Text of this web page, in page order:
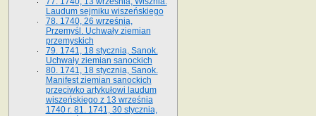
Laudum sejmiku wiszeńskiego
78. 1740, 26 września,
Przemyśl. Uchwały ziemian
przemyskich
79. 1741, 18 stycznia, Sanok.
Uchwały ziemian sanockich
80. 1741, 18 stycznia, Sanok.
Manifest ziemian sanockich
przeciwko artykułowi laudum
wiszeńskiego z 13 wrze­śnia
1740 r. 81. 1741, 30 stycznia,